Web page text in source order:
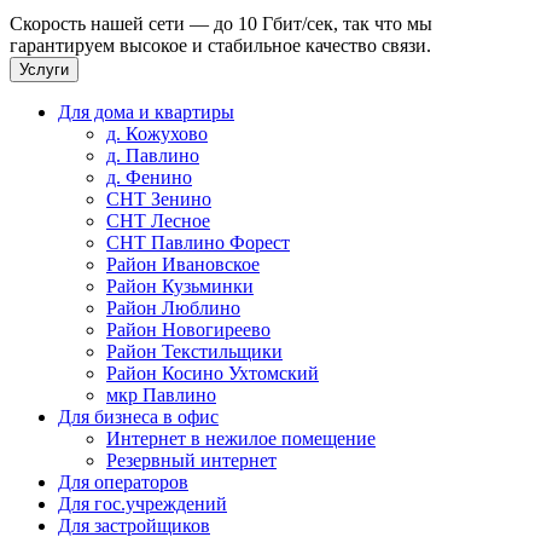
Скорость нашей сети — до 10 Гбит/сек, так что мы
гарантируем высокое и стабильное качество связи.
Услуги
Для дома и квартиры
д. Кожухово
д. Павлино
д. Фенино
СНТ Зенино
СНТ Лесное
СНТ Павлино Форест
Район Ивановское
Район Кузьминки
Район Люблино
Район Новогиреево
Район Текстильщики
Район Косино Ухтомский
мкр Павлино
Для бизнеса в офис
Интернет в нежилое помещение
Резервный интернет
Для операторов
Для гос.учреждений
Для застройщиков